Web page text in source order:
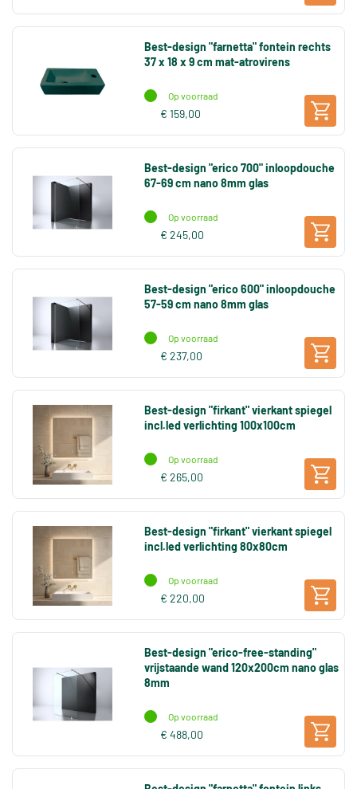
Best-design "farnetta" fontein rechts
37 x 18 x 9 cm mat-atrovirens
Op voorraad
€ 159,00
Best-design "erico 700" inloopdouche
67-69 cm nano 8mm glas
Op voorraad
€ 245,00
Best-design "erico 600" inloopdouche
57-59 cm nano 8mm glas
Op voorraad
€ 237,00
Best-design "firkant" vierkant spiegel
incl.led verlichting 100x100cm
Op voorraad
€ 265,00
Best-design "firkant" vierkant spiegel
incl.led verlichting 80x80cm
Op voorraad
€ 220,00
Best-design "erico-free-standing"
vrijstaande wand 120x200cm nano glas
8mm
Op voorraad
€ 488,00